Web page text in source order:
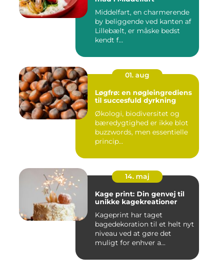
Middelfart, en charmerende
by beliggende ved kanten af
Lillebælt, er måske bedst
kendt f...
01. aug
Løgfrø: en nøgleingrediens
til succesfuld dyrkning
Økologi, biodiversitet og
bæredygtighed er ikke blot
buzzwords, men essentielle
princip...
14. maj
Kage print: Din genvej til
unikke kagekreationer
Kageprint har taget
bagedekoration til et helt nyt
niveau ved at gøre det
muligt for enhver a...